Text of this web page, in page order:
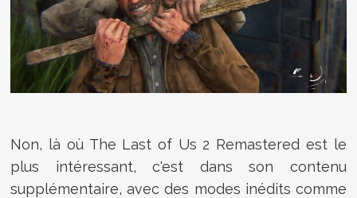
Non, là où The Last of Us 2 Remastered est le
plus intéressant, c'est dans son contenu
supplémentaire, avec des modes inédits comme